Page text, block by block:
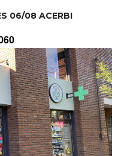
06/08 ACERBI